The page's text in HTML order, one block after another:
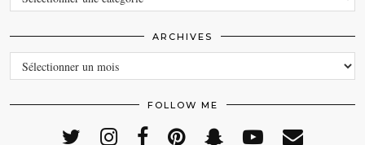
ARCHIVES
ARCHIVES
FOLLOW ME